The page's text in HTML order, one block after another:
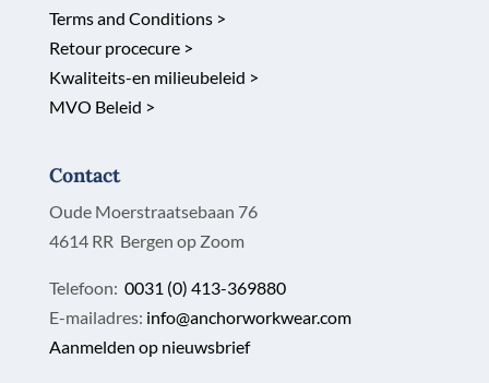
Terms and Conditions >
Retour procecure >
Kwaliteits-en milieubeleid >
MVO Beleid >
Contact
Oude Moerstraatsebaan 76
4614 RR Bergen op Zoom
Telefoon: 0031 (0) 413-369880
E-mailadres: info@anchorworkwear.com
Aanmelden op nieuwsbrief